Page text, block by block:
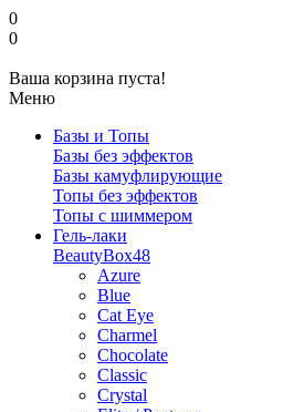
0
0
Ваша корзина пуста!
Меню
Базы и Топы
Базы без эффектов
Базы камуфлирующие
Топы без эффектов
Топы с шиммером
Гель-лаки
BeautyBox48
Azure
Blue
Cat Eye
Charmel
Chocolate
Classic
Crystal